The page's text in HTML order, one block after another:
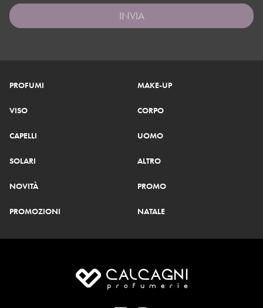
INVIA
PROFUMI MAKE-UP
VISO CORPO
CAPELLI UOMO
SOLARI ALTRO
NOVITÀ PROMO
PROMOZIONI NATALE